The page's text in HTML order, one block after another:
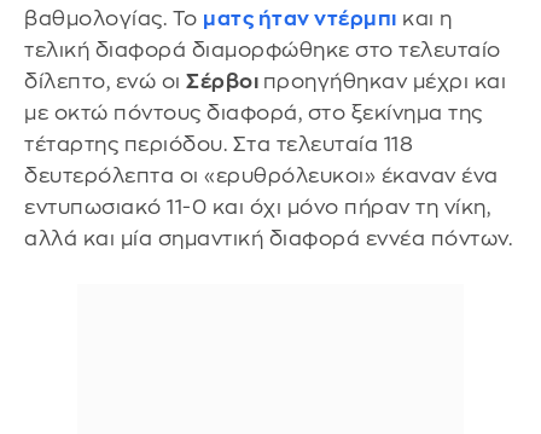
βαθμολογίας. Το ματς ήταν ντέρμπι και η
τελική διαφορά διαμορφώθηκε στο τελευταίο
δίλεπτο, ενώ οι Σέρβοι προηγήθηκαν μέχρι και
με οκτώ πόντους διαφορά, στο ξεκίνημα της
τέταρτης περιόδου. Στα τελευταία 118
δευτερόλεπτα οι «ερυθρόλευκοι» έκαναν ένα
εντυπωσιακό 11-0 και όχι μόνο πήραν τη νίκη,
αλλά και μία σημαντική διαφορά εννέα πόντων.